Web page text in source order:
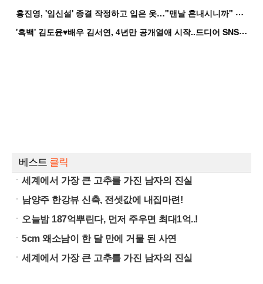
홍
진영, '임신설' 종결 작정하고 입은 옷…"맨날 혼내시니까" 억울
'
흑백' 김도윤♥배우 김서연, 4년만 공개열애 시작..드디어 SNS에 노출 [핫피...